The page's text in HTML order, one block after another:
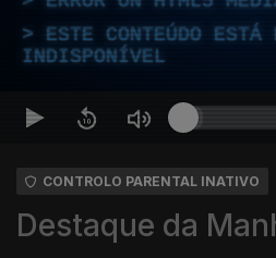
ESTE CONTEÚDO ESTÁ
INDISPONÍVEL
CONTROLO PARENTAL INATIVO
Destaque da